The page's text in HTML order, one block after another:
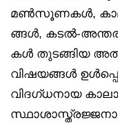
മൺസൂണകൾ,
ങ്ങൾ, കടൽ-
കൾ തുടങ്ങിയ
വിഷയങ്ങൾ
വിദഗ്ധനായ